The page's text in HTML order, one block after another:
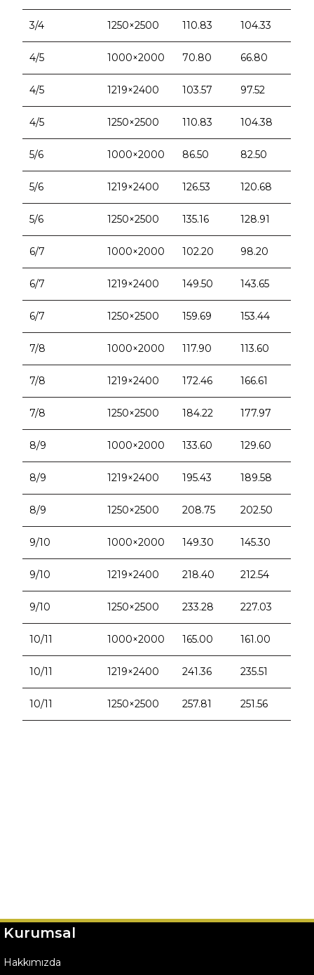
3/4 1250×2500 110.83 104.33
4/5 1000×2000 70.80 66.80
4/5 1219×2400 103.57 97.52
4/5 1250×2500 110.83 104.38
5/6 1000×2000 86.50 82.50
5/6 1219×2400 126.53 120.68
5/6 1250×2500 135.16 128.91
6/7 1000×2000 102.20 98.20
6/7 1219×2400 149.50 143.65
6/7 1250×2500 159.69 153.44
7/8 1000×2000 117.90 113.60
7/8 1219×2400 172.46 166.61
7/8 1250×2500 184.22 177.97
8/9 1000×2000 133.60 129.60
8/9 1219×2400 195.43 189.58
8/9 1250×2500 208.75 202.50
9/10 1000×2000 149.30 145.30
9/10 1219×2400 218.40 212.54
9/10 1250×2500 233.28 227.03
10/11 1000×2000 165.00 161.00
10/11 1219×2400 241.36 235.51
10/11 1250×2500 257.81 251.56
Kurumsal
Hakkımızda